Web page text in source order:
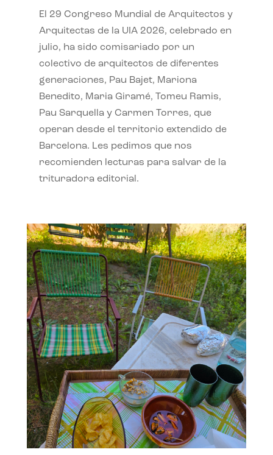
El 29 Congreso Mundial de Arquitectos y
Arquitectas de la UIA 2026, celebrado en
julio, ha sido comisariado por un
colectivo de arquitectos de diferentes
generaciones, Pau Bajet, Mariona
Benedito, Maria Giramé, Tomeu Ramis,
Pau Sarquella y Carmen Torres, que
operan desde el territorio extendido de
Barcelona. Les pedimos que nos
recomienden lecturas para salvar de la
trituradora editorial.